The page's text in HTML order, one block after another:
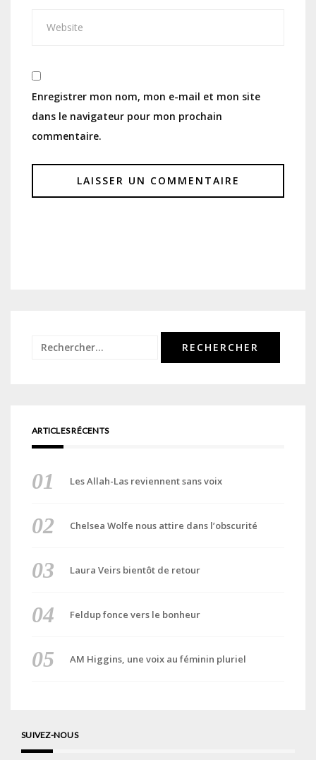
Enregistrer mon nom, mon e-mail et mon site
dans le navigateur pour mon prochain
commentaire.
Rechercher :
ARTICLES RÉCENTS
Les Allah-Las reviennent sans voix
Chelsea Wolfe nous attire dans l’obscurité
Laura Veirs bientôt de retour
Feldup fonce vers le bonheur
AM Higgins, une voix au féminin pluriel
SUIVEZ-NOUS